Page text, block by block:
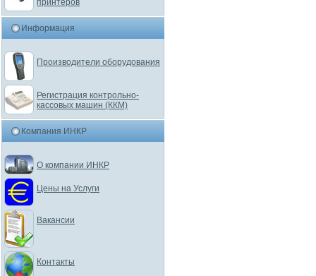
принтеров
Информация
Производители оборудования
Регистрация контрольно-
кассовых машин (ККМ)
Компания ИНКР
О компании ИНКР
Цены на Услуги
Вакансии
Контакты